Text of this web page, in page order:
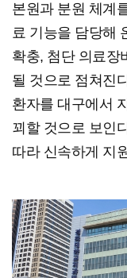
본원과 분원 체계
료 기능을 담당해
확충, 첨단 의료장
될 것으로 점쳐진
환자를 대구에서
꾀할 것으로 보인
따라 신속하게 지